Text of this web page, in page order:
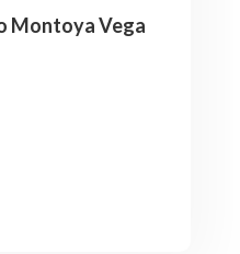
Montoya Vega